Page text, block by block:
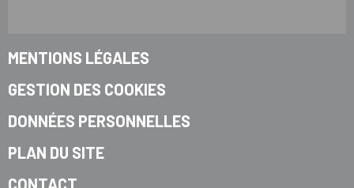
MENTIONS LÉGALES
GESTION DES COOKIES
DONNÉES PERSONNELLES
PLAN DU SITE